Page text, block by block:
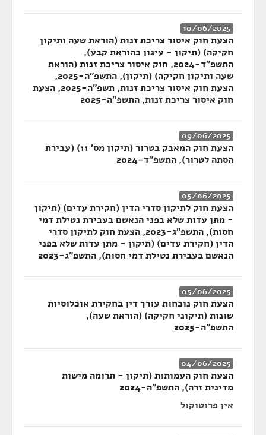
10/06/2025
הצעת חוק איסור צריכת זנות (הוראת שעה ותיקון
חקיקה) (תיקון - עיגון כהוראת קבע),
התשפ"ד-2024, חוק איסור צריכת זנות (הוראת
שעה ותיקון חקיקה) (תיקון), התשפ"ה-2025,
הצעת חוק איסור צריכת זנות, תשפ"ה-2025, הצעת
חוק איסור צריכת זנות, התשפ"ה-2025
09/06/2025
הצעת חוק המאבק בטרור (תיקון מס' 11) (עבירת
הסתה לטרור), התשפ"ד–2024
05/06/2025
הצעת חוק לתיקון סדרי הדין (חקירת עדים) (תיקון
- מתן עדות שלא בפני הנאשם בעבירת נטילת דמי
חסות), התשפ"ג-2023, הצעת חוק לתיקון סדרי
הדין (חקירת עדים) (תיקון - מתן עדות שלא בפני
הנאשם בעבירת נטילת דמי חסות), התשפ"ג-2023
05/06/2025
הצעת חוק נוכחות עורך דין בחקירת אוכלוסיות
שונות (תיקוני חקיקה) (הוראת שעה),
התשפ"ה-2025
04/06/2025
הצעת חוק העמותות (תיקון - תרומה מישות
מדינית זרה), התשפ"ה-2024
אין פרוטוקול